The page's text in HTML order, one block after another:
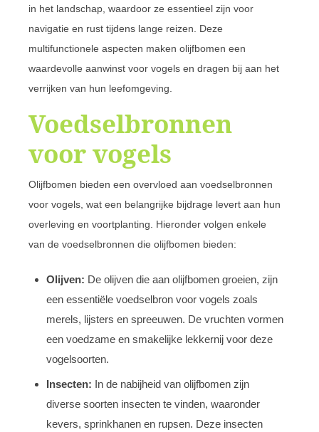
in het landschap, waardoor ze essentieel zijn voor
navigatie en rust tijdens lange reizen. Deze
multifunctionele aspecten maken olijfbomen een
waardevolle aanwinst voor vogels en dragen bij aan het
verrijken van hun leefomgeving.
Voedselbronnen
voor vogels
Olijfbomen bieden een overvloed aan voedselbronnen
voor vogels, wat een belangrijke bijdrage levert aan hun
overleving en voortplanting. Hieronder volgen enkele
van de voedselbronnen die olijfbomen bieden:
Olijven: De olijven die aan olijfbomen groeien, zijn
een essentiële voedselbron voor vogels zoals
merels, lijsters en spreeuwen. De vruchten vormen
een voedzame en smakelijke lekkernij voor deze
vogelsoorten.
Insecten: In de nabijheid van olijfbomen zijn
diverse soorten insecten te vinden, waaronder
kevers, sprinkhanen en rupsen. Deze insecten